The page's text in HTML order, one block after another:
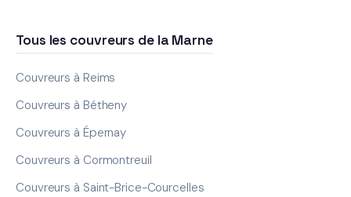
Tous les couvreurs de la Marne
Couvreurs à Reims
Couvreurs à Bétheny
Couvreurs à Épernay
Couvreurs à Cormontreuil
Couvreurs à Saint-Brice-Courcelles